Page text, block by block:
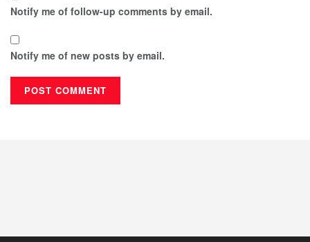
Notify me of follow-up comments by email.
Notify me of new posts by email.